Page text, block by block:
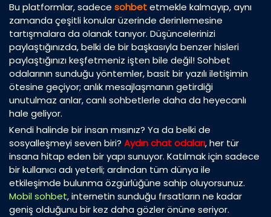
Bu platformlar, sadece sohbetetmekle kalmayıp, aynı
zamanda çeşitli konular üzerinde derinlemesine
tartışmalara da olanak tanıyor. Düşüncelerinizi
paylaştığınızda, belki de bir başkasıyla benzer hisleri
paylaştığınızı keşfetmeniz işten bile değil! Sohbet
odalarının sunduğu yöntemler, basit bir yazılı iletişimin
ötesine geçiyor; anlık mesajlaşmanın getirdiği
unutulmaz anlar, canlı sohbetlerle daha da heyecanlı
hale geliyor.
Kendi halinde bir insan mısınız? Ya da belki de
sosyalleşmeyi seven biri? Aydın chat odaları, her tür
insana hitap eden bir yapı sunuyor. Katılmak için sadece
bir kullanıcı adı yeterli; ardından tüm dünya ile
etkileşimde bulunma özgürlüğüne sahip oluyorsunuz.
Mobil sohbet, internetin sunduğu fırsatların ne kadar
geniş olduğunu bir kez daha gözler önüne seriyor.